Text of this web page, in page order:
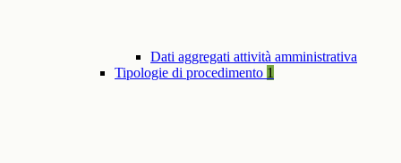
Dati aggregati attività amministrativa
Tipologie di procedimento 1